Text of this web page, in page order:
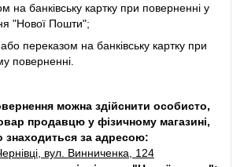
на банківську картку при поверненні у
"Нової Пошти";
або переказом на банківську картку при
поверненні.
можна здійснити особисто,
продавцю у фізичному магазині,
знаходиться за адресою:
вул. Винниченка, 124